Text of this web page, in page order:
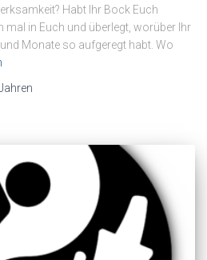
Habt Ihr Bock Euch
mal in Euch und überlegt, worüber Ihr
Monate so aufgeregt habt. Wo